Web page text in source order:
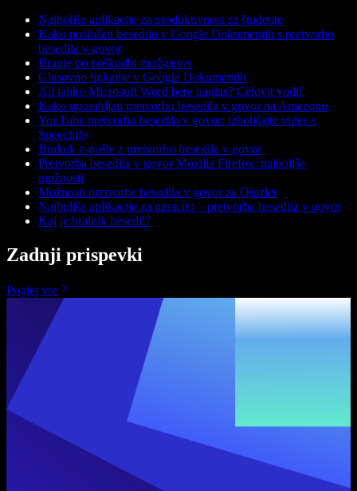
Najboljše aplikacije za produktivnost za študente
Kako poslušati besedilo v Google Dokumentih s pretvorbo
besedila v govor
Branje po poškodbi možganov
Glasovno tipkanje v Google Dokumentih
Ali lahko Microsoft Word bere naglas? Celovit vodič
Kako uporabljati pretvorbo besedila v govor na Amazonu
YouTube pretvorba besedila v govor: izboljšajte videe s
Speechify
Bralnik e-pošte z pretvorbo besedila v govor
Pretvorba besedila v govor Mozilla Firefox: najboljše
možnosti
Možnosti pretvorbe besedila v govor za Quizlet
Najboljše aplikacije za naracijo – pretvorba besedila v govor
Kaj je bralnik besedil?
Zadnji prispevki
Poglej vse